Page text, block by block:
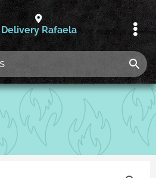
Delivery Rafaela